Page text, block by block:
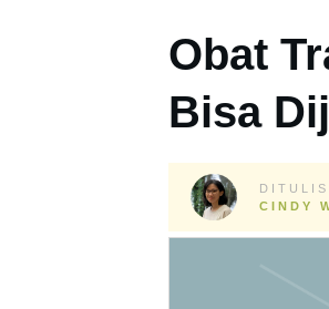
Obat
Bisa
CINDY